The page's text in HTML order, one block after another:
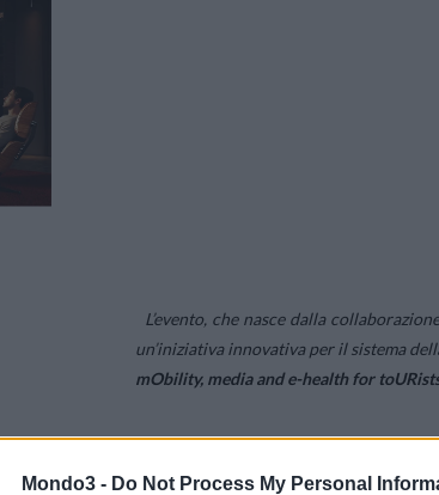
Mondo3 - Do Not Process My Personal
L’evento, che nasce dalla
un’iniziativa innovativa per il sistema
mObility, media and e-health for
Musicisti e performers in movimento su
così una serie di interazioni